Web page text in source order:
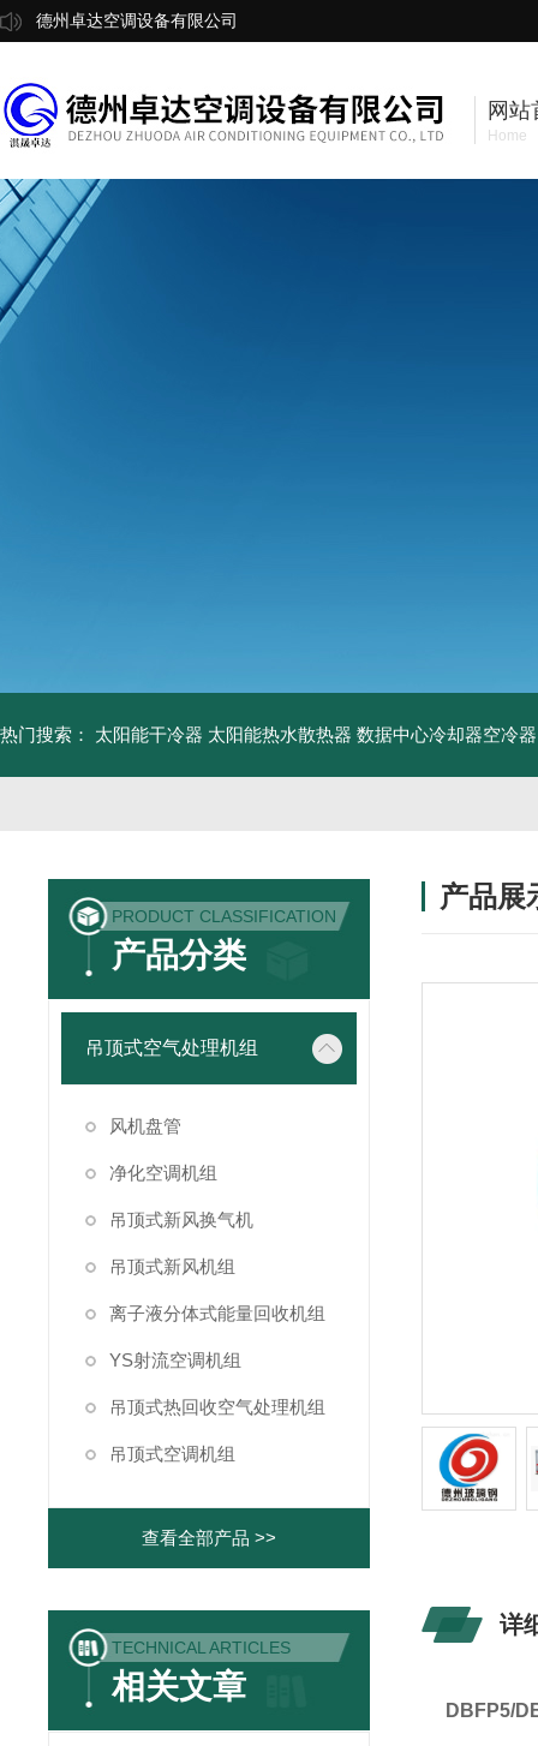
德州卓达空调设备有限公司
网站
Home
热门搜索： 太阳能干冷器 太阳能热水散热器 数据中心冷却器空冷器
PRODUCT CLASSIFICATION
产品分类
吊顶式空气处理机组
风机盘管
净化空调机组
吊顶式新风换气机
吊顶式新风机组
离子液分体式能量回收机组
YS射流空调机组
吊顶式热回收空气处理机组
吊顶式空调机组
查看全部产品 >>
TECHNICAL ARTICLES
相关文章
产品展
详
DBFP5/